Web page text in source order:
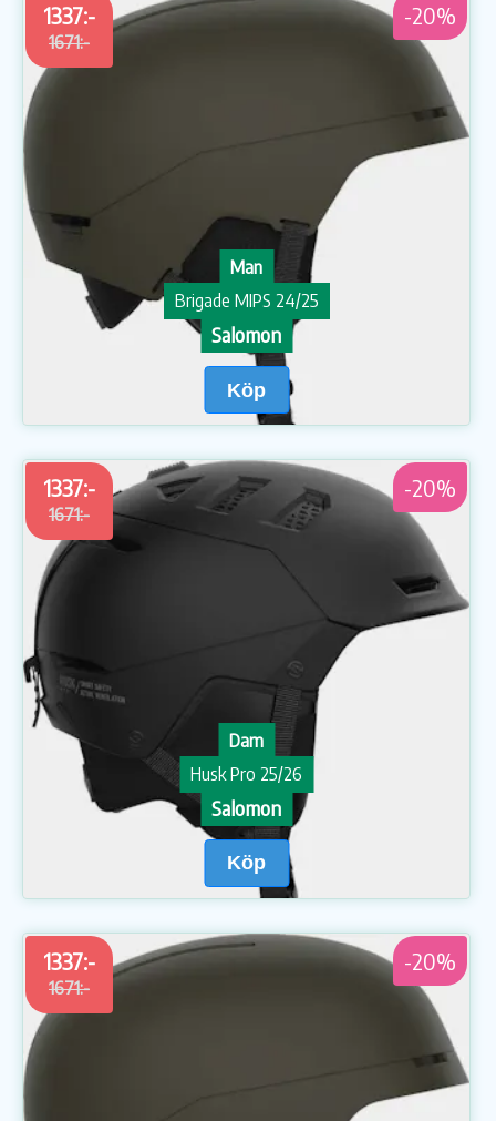
1337:-
1671:-
-20%
Man
Brigade MIPS 24/25
Salomon
Köp
1337:-
1671:-
-20%
Dam
Husk Pro 25/26
Salomon
Köp
1337:-
1671:-
-20%